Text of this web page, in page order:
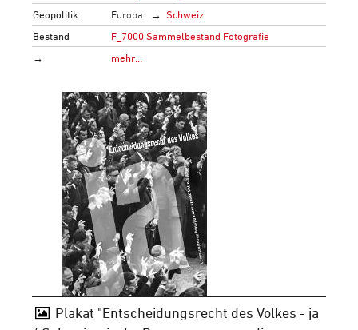
Geopolitik
Europa
Schweiz
Bestand
F_7000 Sammelbestand Fotografie
→
mehr…
Plakat "Entscheidungsrecht des Volkes - ja